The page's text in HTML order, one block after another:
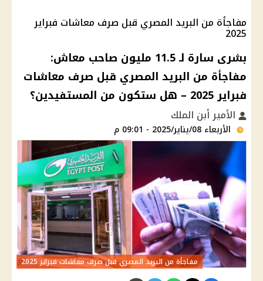
مفاجأة من البريد المصري قبل صرف معاشات فبراير
2025
بشرى سارة لـ 11.5 مليون صاحب معاش:
مفاجأة من البريد المصري قبل صرف معاشات
فبراير 2025 – هل ستكون من المستفيدين؟
الأمير أبن الملك
الأربعاء 08/يناير/2025 - 09:01 م
مفاجأة من البريد المصري قبل صرف معاشات فبراير 2025